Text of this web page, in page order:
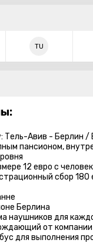
TU
Тель-Авив - Берлин /
пансионом,
12 евро с
сбор 180
Берлина
наушников для
от компании
для выполнения